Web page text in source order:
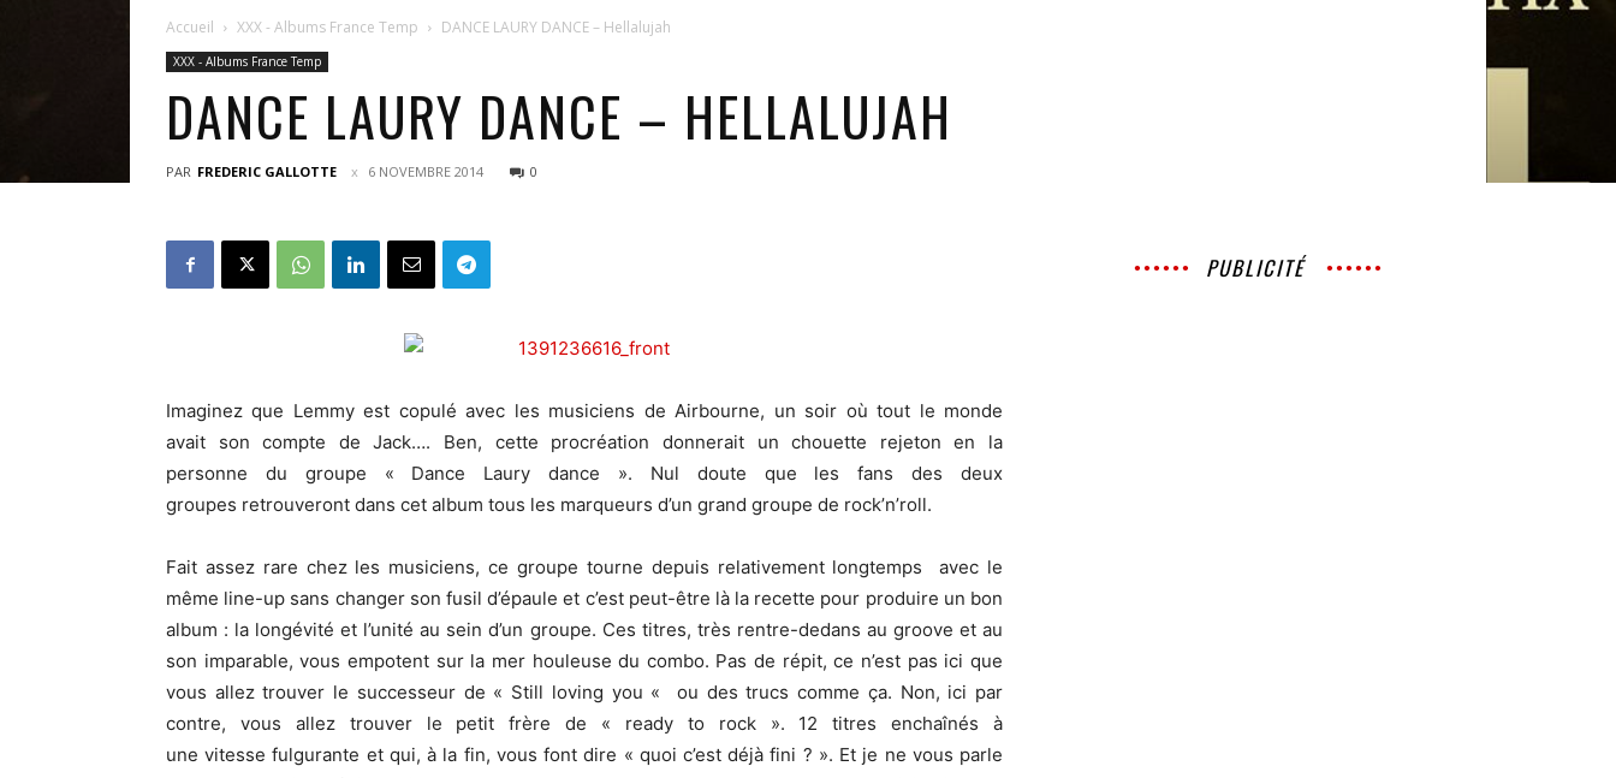
Accueil XXX - Albums France Temp DANCE LAURY DANCE – Hellalujah
XXX - Albums France Temp
DANCE LAURY DANCE – HELLALUJAH
PAR FREDERIC GALLOTTE 6 NOVEMBRE 2014 0
Imaginez que Lemmy est copulé avec les musiciens de Airbourne, un soir où tout le monde
avait son compte de Jack…. Ben, cette procréation donnerait un chouette rejeton en la
personne du groupe « Dance Laury dance ». Nul doute que les fans des deux
groupes retrouveront dans cet album tous les marqueurs d’un grand groupe de rock’n’roll.
Fait assez rare chez les musiciens, ce groupe tourne depuis relativement longtemps avec le
même line-up sans changer son fusil d’épaule et c’est peut-être là la recette pour produire un bon
album : la longévité et l’unité au sein d’un groupe. Ces titres, très rentre-dedans au groove et au
son imparable, vous empotent sur la mer houleuse du combo. Pas de répit, ce n’est pas ici que
vous allez trouver le successeur de « Still loving you « ou des trucs comme ça. Non, ici par
contre, vous allez trouver le petit frère de « ready to rock ». 12 titres enchaînés à
une vitesse fulgurante et qui, à la fin, vous font dire « quoi c’est déjà fini ? ». Et je ne vous parle
PUBLICITÉ